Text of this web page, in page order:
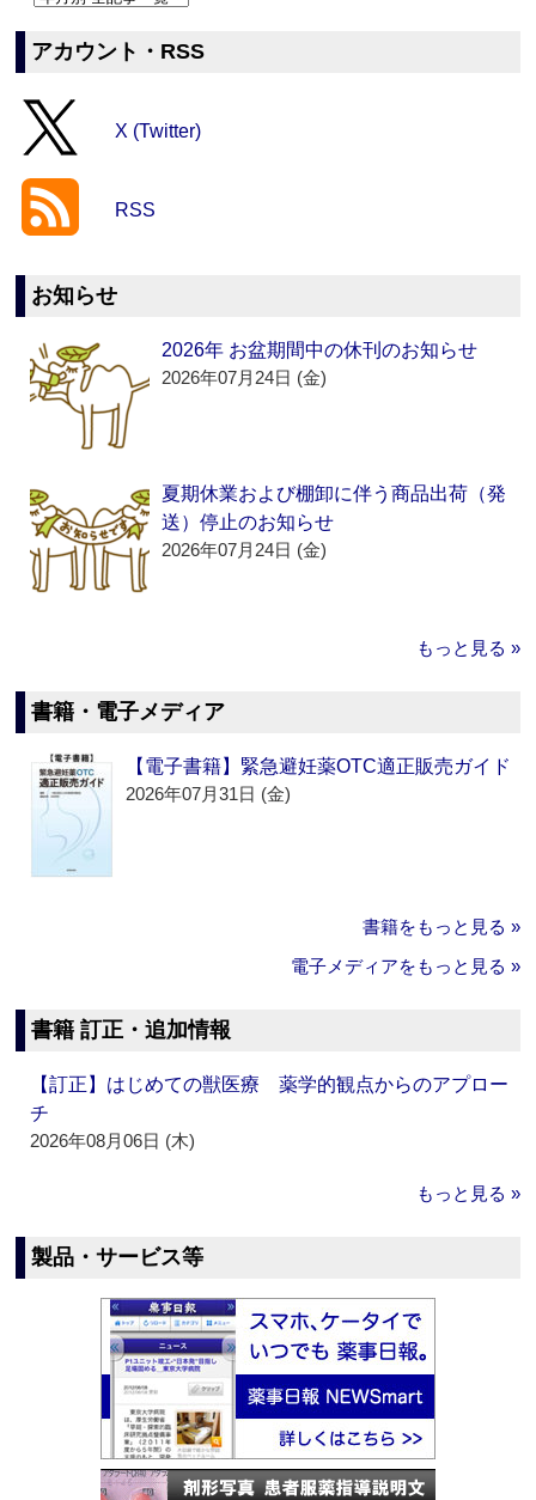
アカウント・RSS
X (Twitter)
RSS
お知らせ
2026年 お盆期間中の休刊のお知らせ
2026年07月24日 (金)
夏期休業および棚卸に伴う商品出荷（発
送）停止のお知らせ
2026年07月24日 (金)
もっと見る »
書籍・電子メディア
【電子書籍】緊急避妊薬OTC適正販売ガイド
2026年07月31日 (金)
書籍をもっと見る »
電子メディアをもっと見る »
書籍 訂正・追加情報
【訂正】はじめての獣医療 薬学的観点からのアプロー
チ
2026年08月06日 (木)
もっと見る »
製品・サービス等